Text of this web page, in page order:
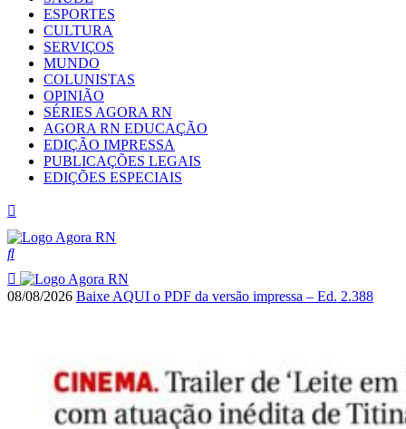
ESPORTES
CULTURA
SERVIÇOS
MUNDO
COLUNISTAS
OPINIÃO
SÉRIES AGORA RN
AGORA RN EDUCAÇÃO
EDIÇÃO IMPRESSA
PUBLICAÇÕES LEGAIS
EDIÇÕES ESPECIAIS
08/08/2026 Baixe AQUI o PDF da versão impressa – Ed. 2.388